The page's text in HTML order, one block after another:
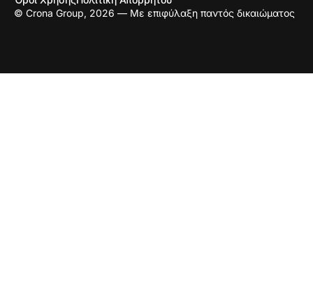
© Crona Group, 2026 — Με επιφύλαξη παντός δικαιώματος